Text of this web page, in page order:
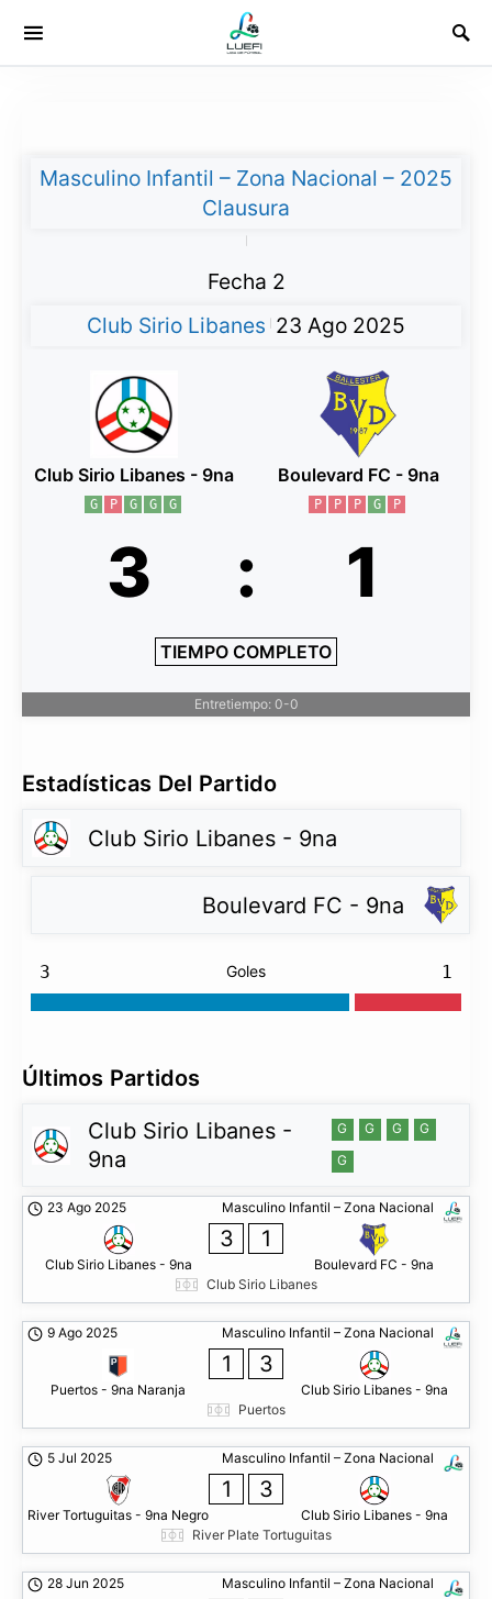
Masculino Infantil – Zona Nacional – 2025
Clausura
Fecha 2
Club Sirio Libanes 23 Ago 2025
Club Sirio Libanes - 9na
G P G G G
3 : 1
TIEMPO COMPLETO
Boulevard FC - 9na
P P P G P
Entretiempo: 0-0
Estadísticas Del Partido
Club Sirio Libanes - 9na
Boulevard FC - 9na
3 Goles 1
Últimos Partidos
Club Sirio Libanes -
9na
G G G
G
G
Masculino Infantil – Zona Nacional
23 Ago 2025
Club Sirio Libanes - 9na
3 1
Boulevard FC - 9na
Club Sirio Libanes
Masculino Infantil – Zona Nacional
9 Ago 2025
Puertos - 9na Naranja
1 3
Club Sirio Libanes - 9na
Puertos
Masculino Infantil – Zona Nacional
5 Jul 2025
River Tortuguitas - 9na Negro
1 3
Club Sirio Libanes - 9na
River Plate Tortuguitas
Masculino Infantil – Zona Nacional
28 Jun 2025